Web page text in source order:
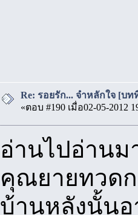
Re: รอยรัก... จำหลักใจ [บท
«ตอบ #190 เมื่อ02-05-2012
อ่านไปอ่านม
คุณยายทวดก
บ้านหลังนั้นอ